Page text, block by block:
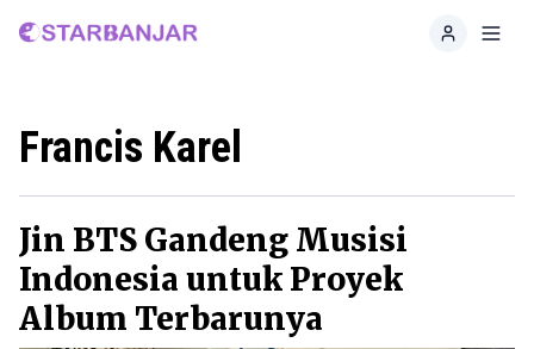
Home
Francis Karel
Jin BTS Gandeng Musisi
Indonesia untuk Proyek
Album Terbarunya